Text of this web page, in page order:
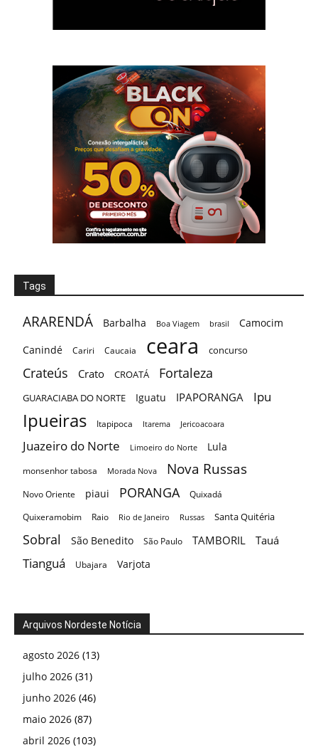
Tags
ARARENDÁ Barbalha Boa Viagem brasil
Camocim
Canindé
Cariri Caucaia ceara concurso
Crateús Crato CROATÁ Fortaleza
GUARACIABA DO NORTE Iguatu IPAPORANGA Ipu
Ipueiras Itapipoca Itarema Jericoacoara
Juazeiro do Norte Limoeiro do Norte Lula
monsenhor tabosa Morada Nova Nova Russas
Novo Oriente piaui PORANGA
Quixadá
Quixeramobim
Raio Rio de Janeiro Russas Santa Quitéria
Sobral São Benedito São Paulo TAMBORIL Tauá
Tianguá Ubajara Varjota
Arquivos Nordeste Notícia
agosto 2026 (13)
julho 2026 (31)
junho 2026 (46)
maio 2026 (87)
abril 2026 (103)